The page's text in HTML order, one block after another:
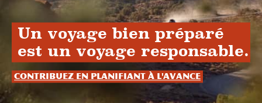
Un voyage bien préparé
est un voyage responsable.
Contribuez en planifiant à l'avance